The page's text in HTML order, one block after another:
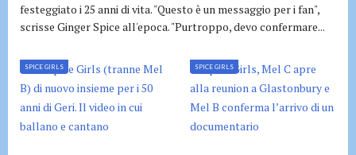
festeggiato i 25 anni di vita. "Questo è un messaggio per i fan",
scrisse Ginger Spice all'epoca. "Purtroppo, devo confermare...
SPICE GIRLS SPICE GIRLS